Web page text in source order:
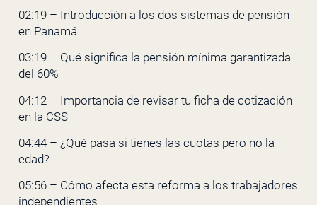
02:19 – Introducción a los dos sistemas de pensión
en Panamá
03:19 – Qué significa la pensión mínima garantizada
del 60%
04:12 – Importancia de revisar tu ficha de cotización
en la CSS
04:44 – ¿Qué pasa si tienes las cuotas pero no la
edad?
05:56 – Cómo afecta esta reforma a los trabajadores
independientes